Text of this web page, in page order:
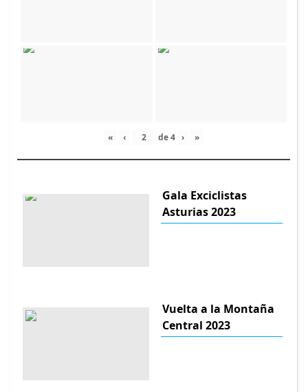
« ‹ de4 › »
Gala Exciclistas
Asturias 2023
Vuelta a la Montaña
Central 2023